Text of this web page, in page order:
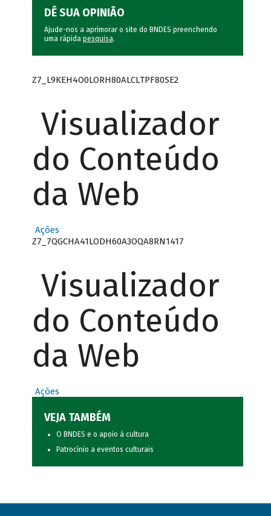
DÊ SUA OPINIÃO
Ajude-nos a aprimorar o site do BNDES preenchendo
uma rápida pesquisa.
Z7_L9KEH4O0LORH80ALCLTPF80SE2
Visualizador
do Conteúdo
da Web
Ações
Z7_7QGCHA41LODH60A3OQA8RN1417
Visualizador
do Conteúdo
da Web
Ações
VEJA TAMBÉM
O BNDES e o apoio à cultura
Patrocínio a eventos culturais